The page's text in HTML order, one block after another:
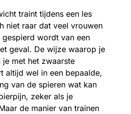
traint tijdens een les
niet raar dat veel vrouwen
wordt van een
geval. De wijze waarop je
met het zwaarste
altijd wel in een bepaalde,
van de spieren wat kan
zeker als je
de manier van trainen